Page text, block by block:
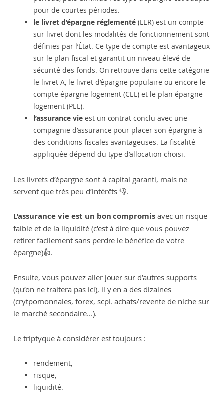
pour de courtes périodes.
le livret d’épargne réglementé(LER) est un compte
sur livret dont les modalités de fonctionnement sont
définies par l’État. Ce type de compte est avantageux
sur le plan fiscal et garantit un niveau élevé de
sécurité des fonds. On retrouve dans cette catégorie
le livret A, le livret d’épargne populaire ou encore le
compte épargne logement (CEL) et le plan épargne
logement (PEL).
l’assurance vieest un contrat conclu avec une
compagnie d’assurance pour placer son épargne à
des conditions fiscales avantageuses. La fiscalité
appliquée dépend du type d’allocation choisi.
Les livrets d’épargne sont à capital garanti, mais ne
servent que très peu d’intérêts 👎.
L’assurance vie est un bon compromisavec un risque
faible et de la liquidité (c'est à dire que vous pouvez
retirer facilement sans perdre le bénéfice de votre
épargne)👍.
Ensuite, vous pouvez aller jouer sur d’autres supports
(qu’on ne traitera pas ici), il y en a des dizaines
(crytpomonnaies, forex, scpi, achats/revente de niche sur
le marché secondaire...).
Le triptyque à considérer est toujours :
rendement,
risque,
liquidité.